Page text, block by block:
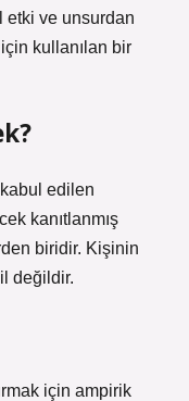
etki ve unsurdan
kullanılan bir
edilen
kanıtlanmış
biridir. Kişinin
değildir.
için ampirik